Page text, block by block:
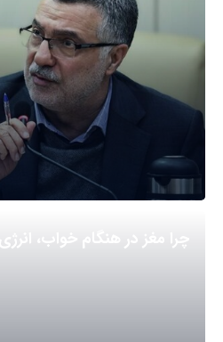
چرا مغز در هنگام خواب،